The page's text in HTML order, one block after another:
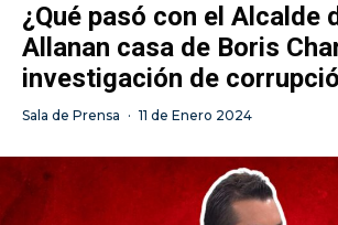
¿Qué pasó con el Alcalde
Allanan casa de Boris
investigación de
Sala de Prensa · 11 de Enero 2024